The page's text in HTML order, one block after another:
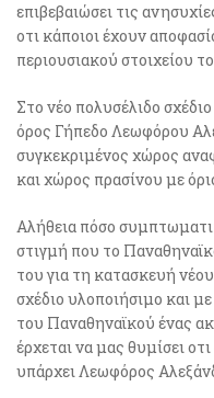
επιβεβαιώσει τις
οτι κάποιοι έχουν
περιουσιακού στοιχείου
Στο νέο πολυσέλιδο
όρος Γήπεδο Λεωφόρου
συγκεκριμένος χώρος
και χώρος πρασίνου με
Αλήθεια πόσο
στιγμή που το
του για τη κατασκευή
σχέδιο υλοποιήσιμο και
του Παναθηναϊκού ένας
έρχεται να μας θυμίσει
υπάρχει Λεωφόρος